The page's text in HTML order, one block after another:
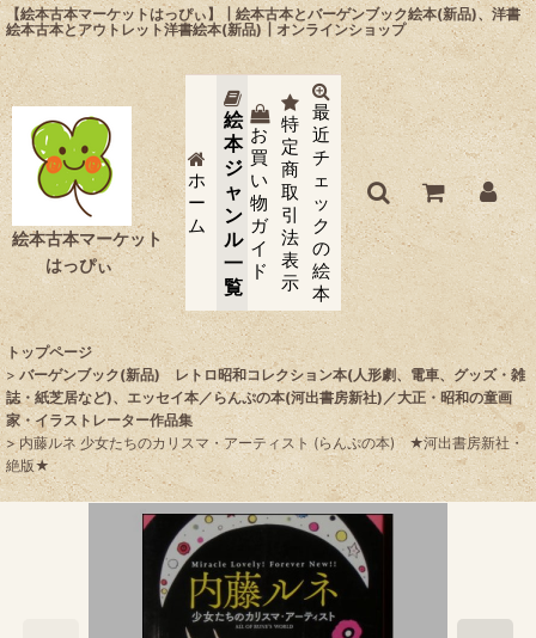
【絵本古本マーケットはっぴぃ】┃絵本古本とバーゲンブック絵本(新品)、洋書
絵本古本とアウトレット洋書絵本(新品)┃オンラインショップ
絵本古本マーケット
はっぴぃ
ホ
ー
ム
絵
本
ジ
ャ
ン
ル
一
覧
お
買
い
物
ガ
イ
ド
特
定
商
取
引
法
表
示
最
近
チ
ェ
ッ
ク
の
絵
本
トップページ
> バーゲンブック(新品) レトロ昭和コレクション本(人形劇、電車、グッズ・雑
誌・紙芝居など)、エッセイ本／らんぷの本(河出書房新社)／大正・昭和の童画
家・イラストレーター作品集
> 内藤ルネ 少女たちのカリスマ・アーティスト (らんぷの本) ★河出書房新社・
絶版★